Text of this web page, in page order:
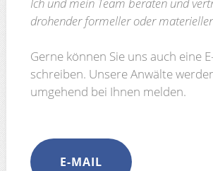
Ich und mein Team beraten und
drohender formeller oder
Gerne können Sie uns auch eine
schreiben. Unsere Anwälte
umgehend bei Ihnen melden.
E-MAIL